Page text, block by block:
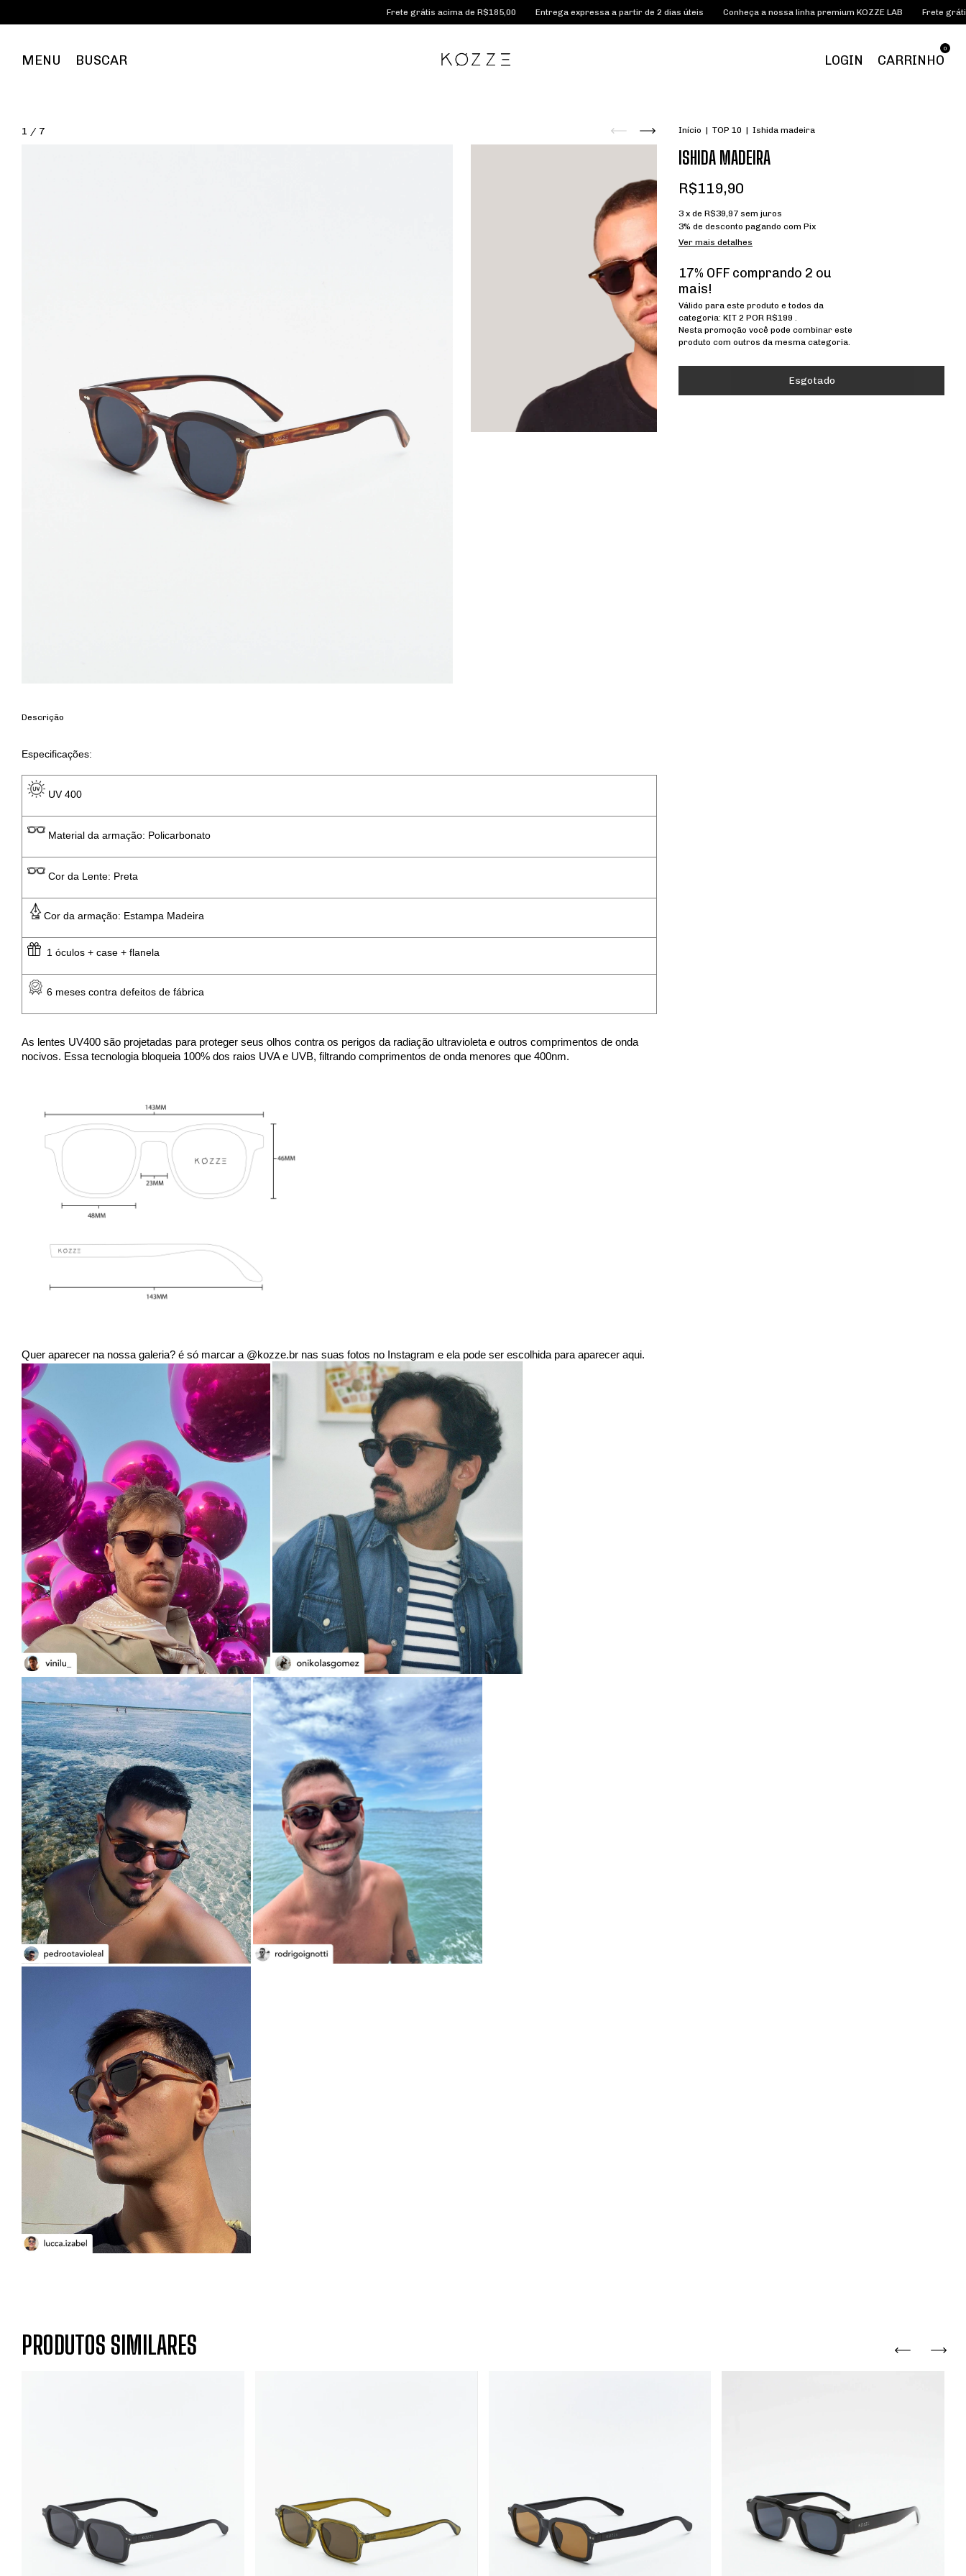
Frete grátis acima de R$185,00 Entrega expressa a partir de 2 dias úteis Conheça a nossa linha premium KOZZE LAB Frete grátis acima de
MENU BUSCAR LOGIN CARRINHO
0
1 / 7 Início | TOP 10 | Ishida madeira
ISHIDA MADEIRA
R$119,90
3 x de R$39,97 sem juros
3% de desconto pagando com Pix
Ver mais detalhes
17% OFF comprando 2 ou
mais!
Válido para este produto e todos da
categoria: KIT 2 POR R$199 .
Nesta promoção você pode combinar este
produto com outros da mesma categoria.
Descrição
Especificações:
UV 400
Material da armação: Policarbonato
Cor da Lente: Preta
Cor da armação: Estampa Madeira
1 óculos + case + flanela
6 meses contra defeitos de fábrica
As lentes UV400 são projetadas para proteger seus olhos contra os perigos da radiação ultravioleta e outros comprimentos de onda
nocivos. Essa tecnologia bloqueia 100% dos raios UVA e UVB, filtrando comprimentos de onda menores que 400nm.
Quer aparecer na nossa galeria? é só marcar a @kozze.br nas suas fotos no Instagram e ela pode ser escolhida para aparecer aqui.
PRODUTOS SIMILARES